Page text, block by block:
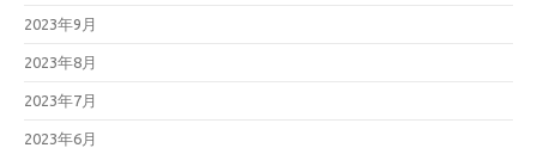
2023年9月
2023年8月
2023年7月
2023年6月